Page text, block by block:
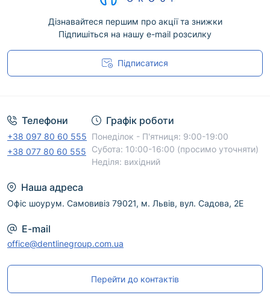
рекомендуємо враховувати її призначення,
сумісність з обладнанням або матеріалами, а
також офіційні рекомендації виробника. Дані про
конкретну модель, форму випуску й
комплектацію наведені у відповідній картці
товару.
уточнити наявність, підібрати відповідний
варіант і оформити доставку по Україні. Для
безпечного професійного використання
дотримуйтеся інструкції виробника.
Дізнавайтеся першим про акції та знижки
Підпишіться на нашу e-mail розсилку
Підписатися
Телефони
+38 097 80 60 555
+38 077 80 60 555
Графік роботи
Понеділок - П'ятниця: 9:00-19:00
Субота: 10:00-16:00 (просимо уточняти)
Неділя: вихідний
Наша адреса
Офіс шоурум. Самовивіз 79021, м. Львів, вул. Садова, 2Е
E-mail
office@dentlinegroup.com.ua
Перейти до контактів